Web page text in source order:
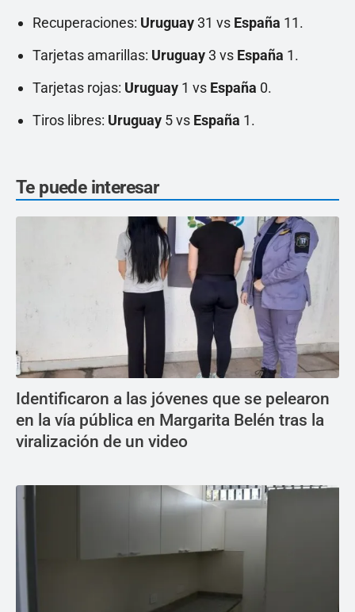
Recuperaciones: Uruguay31 vs España 11.
Tarjetas amarillas: Uruguay3 vs España 1.
Tarjetas rojas: Uruguay 1 vs España 0.
Tiros libres: Uruguay 5 vs España 1.
Te puede interesar
Identificaron a las jóvenes que se pelearon
en la vía pública en Margarita Belén tras la
viralización de un video